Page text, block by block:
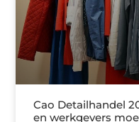
Cao Detailhandel
en werkgevers